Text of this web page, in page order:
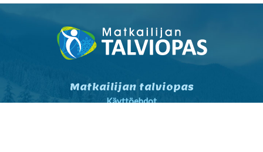
Matkailijan talviopas
Käyttöehdot